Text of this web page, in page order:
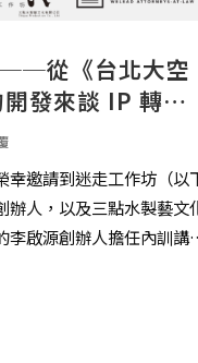
從《台北大空
發來談 IP 轉譯
幸邀請到迷走工作坊（以
辦人，以及三點水製藝文
李啟源創辦人擔任內訓講